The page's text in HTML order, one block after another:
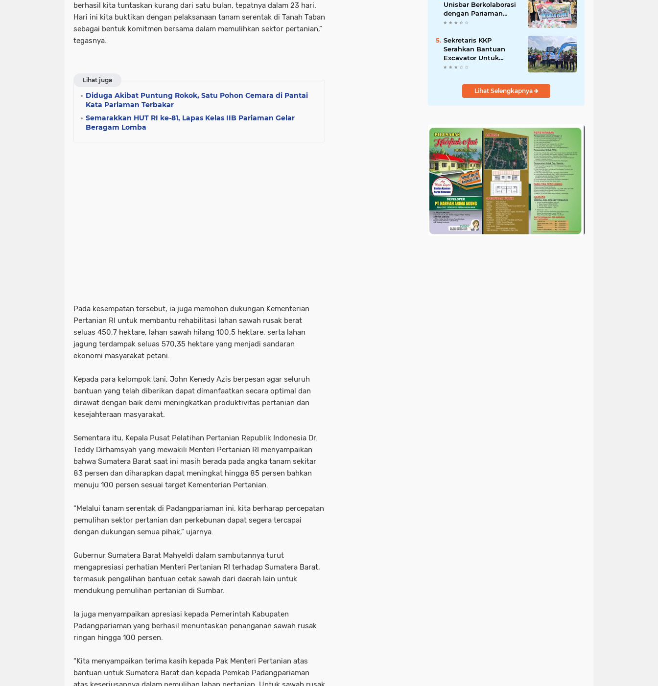
berhasil kita tuntaskan kurang dari satu bulan, tepatnya dalam 23 hari.
Hari ini kita buktikan dengan pelaksanaan tanam serentak di Tanah Taban
sebagai bentuk komitmen bersama dalam memulihkan sektor pertanian,”
tegasnya.
Lihat juga
Diduga Akibat Puntung Rokok, Satu Pohon Cemara di Pantai
Kata Pariaman Terbakar
Semarakkan HUT RI ke-81, Lapas Kelas IIB Pariaman Gelar
Beragam Lomba
‎Pada kesempatan tersebut, ia juga memohon dukungan Kementerian
Pertanian RI untuk membantu rehabilitasi lahan sawah rusak berat
seluas 450,7 hektare, lahan sawah hilang 100,5 hektare, serta lahan
jagung terdampak seluas 570,35 hektare yang menjadi sandaran
ekonomi masyarakat petani.
‎Kepada para kelompok tani, John Kenedy Azis berpesan agar seluruh
bantuan yang telah diberikan dapat dimanfaatkan secara optimal dan
dirawat dengan baik demi meningkatkan produktivitas pertanian dan
kesejahteraan masyarakat.
‎Sementara itu, Kepala Pusat Pelatihan Pertanian Republik Indonesia Dr.
Teddy Dirhamsyah yang mewakili Menteri Pertanian RI menyampaikan
bahwa Sumatera Barat saat ini masih berada pada angka tanam sekitar
83 persen dan diharapkan dapat meningkat hingga 85 persen bahkan
menuju 100 persen sesuai target Kementerian Pertanian.
‎“Melalui tanam serentak di Padangpariaman ini, kita berharap percepatan
pemulihan sektor pertanian dan perkebunan dapat segera tercapai
dengan dukungan semua pihak,” ujarnya.
‎Gubernur Sumatera Barat Mahyeldi dalam sambutannya turut
mengapresiasi perhatian Menteri Pertanian RI terhadap Sumatera Barat,
termasuk pengalihan bantuan cetak sawah dari daerah lain untuk
mendukung pemulihan pertanian di Sumbar.
‎Ia juga menyampaikan apresiasi kepada Pemerintah Kabupaten
Padangpariaman yang berhasil menuntaskan penanganan sawah rusak
ringan hingga 100 persen.
‎“Kita menyampaikan terima kasih kepada Pak Menteri Pertanian atas
bantuan untuk Sumatera Barat dan kepada Pemkab Padangpariaman
Unisbar Berkolaborasi
dengan Pariaman
Women Power
untuk Korban Banjir di
Padang
Sekretaris KKP
Serahkan Bantuan
Excavator Untuk
Pelaku Usaha
Lihat Selengkapnya